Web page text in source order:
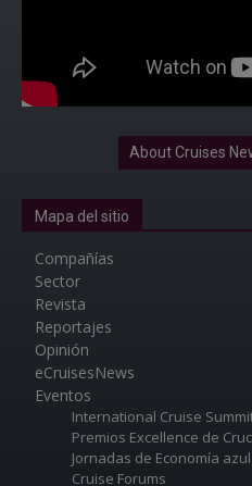
About Cruises
Mapa del sitio
Compañías
Sector
Revista
Reportajes
Opinión
eCruisesNews
Eventos
International Cruise
Premios Excellence de
Jornadas de Economía azul
Cruise Forums